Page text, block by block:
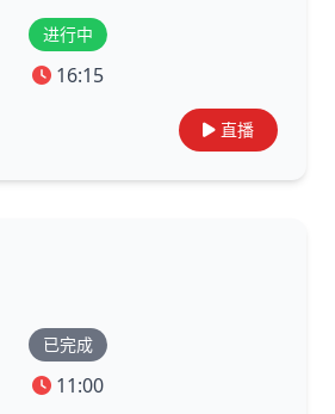
进行中
16:15
直播
已完成
11:00